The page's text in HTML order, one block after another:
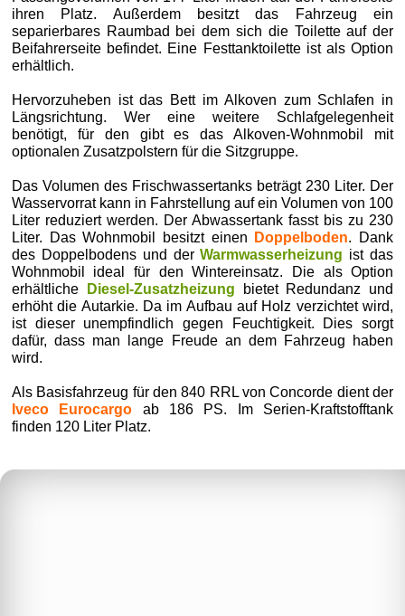
ihren Platz. Außerdem besitzt das Fahrzeug ein
separierbares Raumbad bei dem sich die Toilette auf der
Beifahrerseite befindet. Eine Festtanktoilette ist als Option
erhältlich.
Hervorzuheben ist das Bett im Alkoven zum Schlafen in
Längsrichtung. Wer eine weitere Schlafgelegenheit
benötigt, für den gibt es das Alkoven-Wohnmobil mit
optionalen Zusatzpolstern für die Sitzgruppe.
Das Volumen des Frischwassertanks beträgt 230 Liter. Der
Wasservorrat kann in Fahrstellung auf ein Volumen von 100
Liter reduziert werden. Der Abwassertank fasst bis zu 230
Liter. Das Wohnmobil besitzt einen
Doppelboden. Dank
des Doppelbodens und derWarmwasserheizung ist das
Wohnmobil ideal für den Wintereinsatz. Die als Option
erhältliche
Diesel-Zusatzheizung bietet Redundanz und
erhöht die Autarkie. Da im Aufbau auf Holz verzichtet wird,
ist dieser unempfindlich gegen Feuchtigkeit. Dies sorgt
dafür, dass man lange Freude an dem Fahrzeug haben
wird.
Als Basisfahrzeug für den 840 RRL von Concorde dient der
Iveco Eurocargo ab 186 PS. Im Serien-Kraftstofftank
finden 120 Liter Platz.